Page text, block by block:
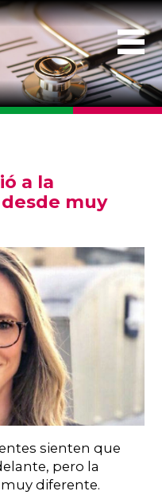
a la
muy
sienten que
pero la
diferente.